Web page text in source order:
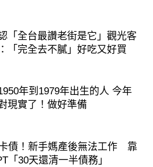
正財收入穩定，偏財
「全台最讚老街是它」觀光客
「完全去不膩」好吃又好買
年到1979年出生的人 今年
現實了！做好準備
債！新手媽產後無法工作 靠
「30天還清一半債務」